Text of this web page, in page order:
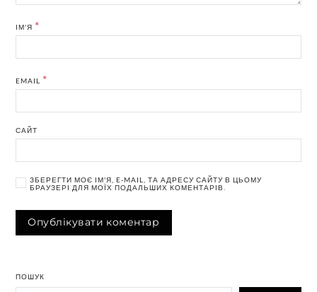
ІМ'Я *
EMAIL *
САЙТ
ЗБЕРЕГТИ МОЄ ІМ'Я, E-MAIL, ТА АДРЕСУ САЙТУ В ЦЬОМУ
БРАУЗЕРІ ДЛЯ МОЇХ ПОДАЛЬШИХ КОМЕНТАРІВ.
ПОШУК